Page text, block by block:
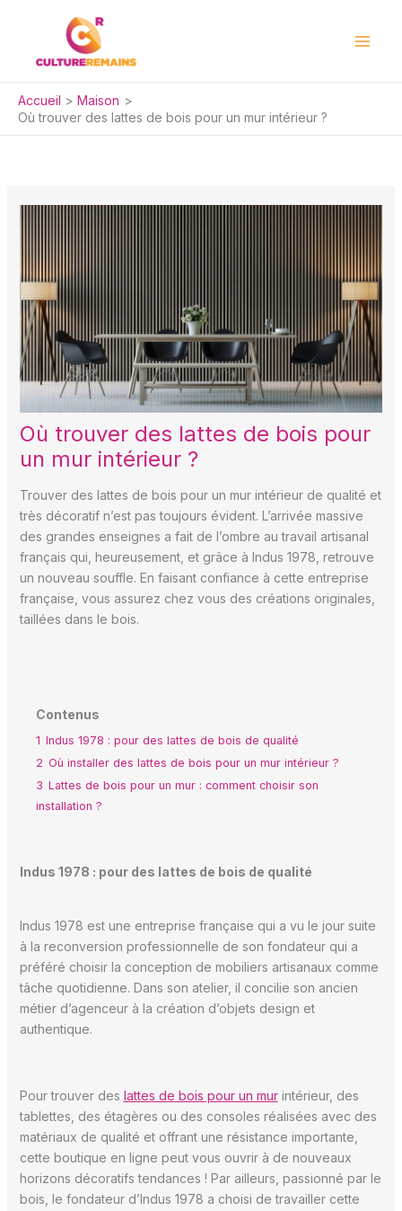
Accueil
Maison
Où trouver des lattes de bois pour un mur intérieur ?
Où trouver des lattes de bois pour
un mur intérieur ?
Trouver des lattes de bois pour un mur intérieur de qualité et
très décoratif n’est pas toujours évident. L’arrivée massive
des grandes enseignes a fait de l’ombre au travail artisanal
français qui, heureusement, et grâce à Indus 1978, retrouve
un nouveau souffle. En faisant confiance à cette entreprise
française, vous assurez chez vous des créations originales,
taillées dans le bois.
Contenus
1 Indus 1978 : pour des lattes de bois de qualité
2 Où installer des lattes de bois pour un mur intérieur ?
3 Lattes de bois pour un mur : comment choisir son
installation ?
Indus 1978 : pour des lattes de bois de qualité
Indus 1978 est une entreprise française qui a vu le jour suite
à la reconversion professionnelle de son fondateur qui a
préféré choisir la conception de mobiliers artisanaux comme
tâche quotidienne. Dans son atelier, il concilie son ancien
métier d’agenceur à la création d’objets design et
authentique.
Pour trouver des lattes de bois pour un murintérieur, des
tablettes, des étagères ou des consoles réalisées avec des
matériaux de qualité et offrant une résistance importante,
cette boutique en ligne peut vous ouvrir à de nouveaux
horizons décoratifs tendances ! Par ailleurs, passionné par le
bois, le fondateur d’Indus 1978 a choisi de travailler cette